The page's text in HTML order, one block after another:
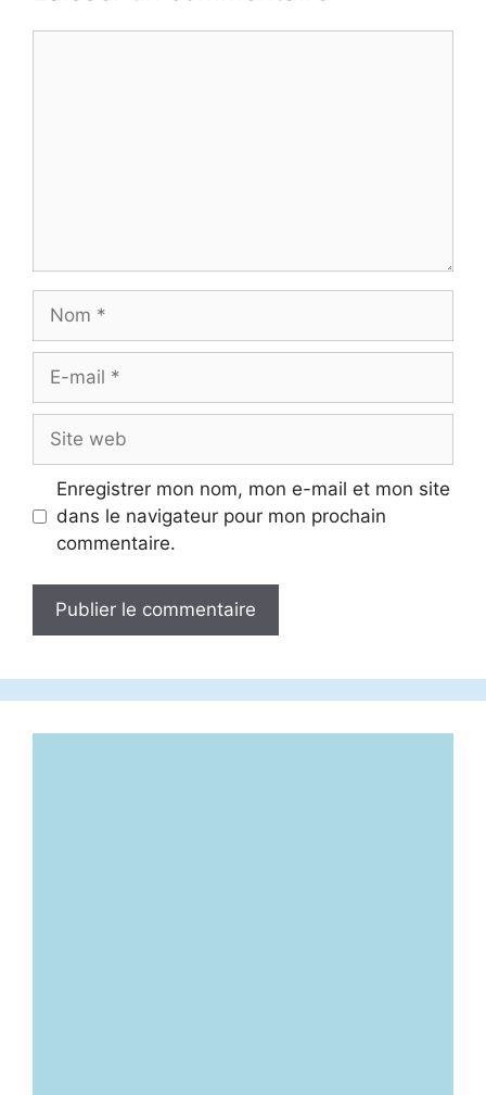
mail
web
Enregistrer mon nom, mon e-mail et mon site
dans le navigateur pour mon prochain
commentaire.